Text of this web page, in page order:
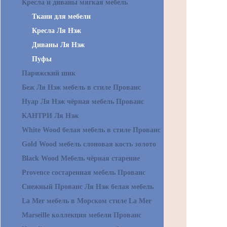
Кресла и диваны мягкая мебель
Ткани для мебели
Кресла Ля Нэж
Диваны Ля Нэж
Пуфы
Парижский шик
Беж Ля Нэж мебель в стиле Прованс
Нуар Ля Нэж чёрная мебель Прованс
КАНТРИ Ля Нэж
White Wood белая мебель в стиле Прованс
Gold Wood мебель слоновая кость золото
Black Wood Мебель чёрная старение
Provence состаренная мебель Прованс
Снежный Прованс Ля Нэж белая мебель
La Mer мебель в Морском стиле La Mer
Marseille коллекция мебели Прованс